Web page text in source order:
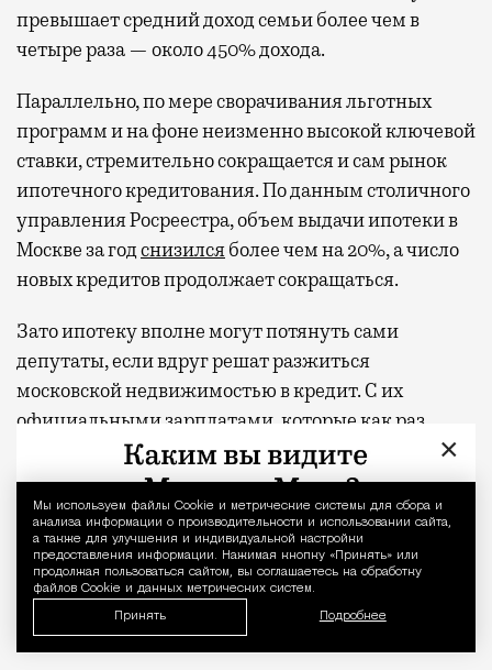
Уведомление
Мы используем файлы Сookie и метрические системы для сбора и
анализа информации о производительности и использовании сайта,
а также для улучшения и индивидуальной настройки
предоставления информации. Нажимая кнопку «Принять» или
продолжая пользоваться сайтом, вы соглашаетесь на обработку
файлов Cookie и данных метрических систем.
Принять Подробнее
превышает средний доход семьи более чем в
четыре раза — около 450% дохода.
Параллельно, по мере сворачивания льготных
программ и на фоне неизменно высокой ключевой
ставки, стремительно сокращается и сам рынок
ипотечного кредитования. По данным столичного
управления Росреестра, объем выдачи ипотеки в
Москве за годснизилсяболее чем на 20%, а число
новых кредитов продолжает сокращаться.
Зато ипотеку вполне могут потянуть сами
депутаты, если вдруг решат разжиться
московской недвижимостью в кредит. С их
официальными зарплатами, которые как раз
приближаются к полумиллиону в месяц,
депутаты регулярнофигурируютв топе
переоцененных профессий по данным
соцопросов. А под занавес текущего созыва
руководство Думы еще и пообещалораздать
парламентариям 2 млрд рублей (сэкономленные в
бюджете нижней палаты) в виде премий.
×